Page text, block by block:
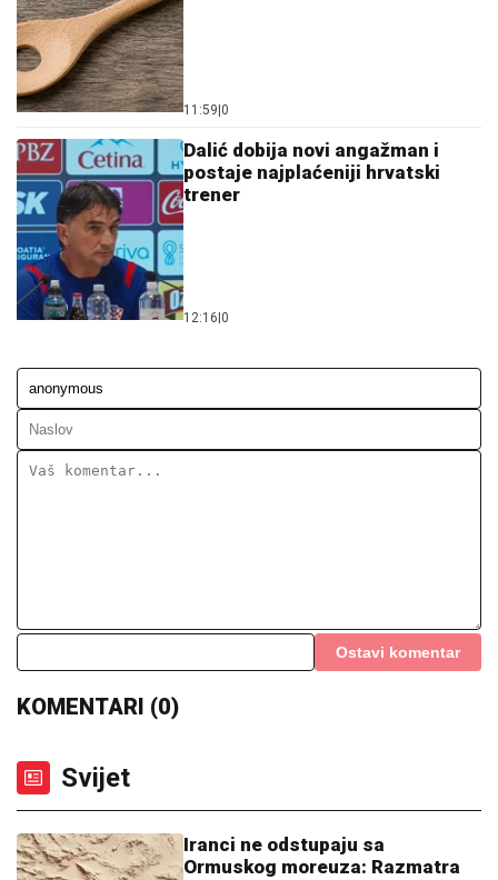
11:59 0
Dalić dobija novi angažman i
postaje najplaćeniji hrvatski
trener
12:16 0
Ostavi komentar
KOMENTARI (0)
Svijet
Iranci ne odstupaju sa
Ormuskog moreuza: Razmatra